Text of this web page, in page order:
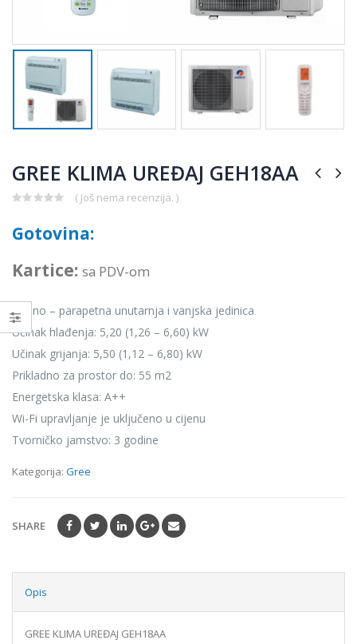
GREE KLIMA UREĐAJ GEH18AA
of
( Još nema recenzija. )
Gotovina:
Kartice: sa PDV-om
Podno – parapetna unutarnja i vanjska jedinica
Učinak hlađenja: 5,20 (1,26 – 6,60) kW
Učinak grijanja: 5,50 (1,12 – 6,80) kW
Prikladno za prostor do: 55 m2
Energetska klasa: A++
Wi-Fi upravljanje je uključeno u cijenu
Tvorničko jamstvo: 3 godine
Kategorija: Gree
SHARE
Opis
GREE KLIMA UREĐAJ GEH18AA